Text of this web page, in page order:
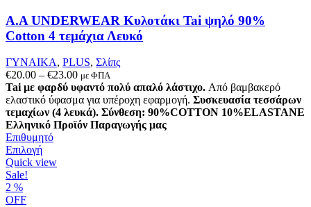
προϊόντος
A.A UNDERWEAR Κυλοτάκι Tai ψηλό 90%
Cotton 4 τεμάχια Λευκό
ΓΥΝΑΙΚΑ, PLUS, Σλίπς
€20.00 – €23.00Price
range:
€20.00
through
€23.00
με ΦΠΑ
Tai με φαρδύ υφαντό πολύ απαλό λάστιχο. Από βαμβακερό
ελαστικό ύφασμα για υπέροχη εφαρμογή. Συσκευασία τεσσάρων
τεμαχίων (4 λευκά). Σύνθεση: 90%COTTON 10%ELASTANE
Ελληνικό Προϊόν Παραγωγής μας
Επιθυμητό
ΕπιλογήΑυτό
το
Quick view
Sale!
2 %
OFF